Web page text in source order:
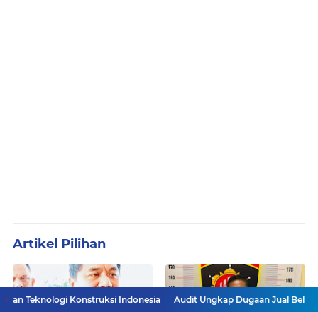
Artikel Pilihan
Indonesia Audit Ungkap Dugaan Jual Beli Jabatan, Walikota